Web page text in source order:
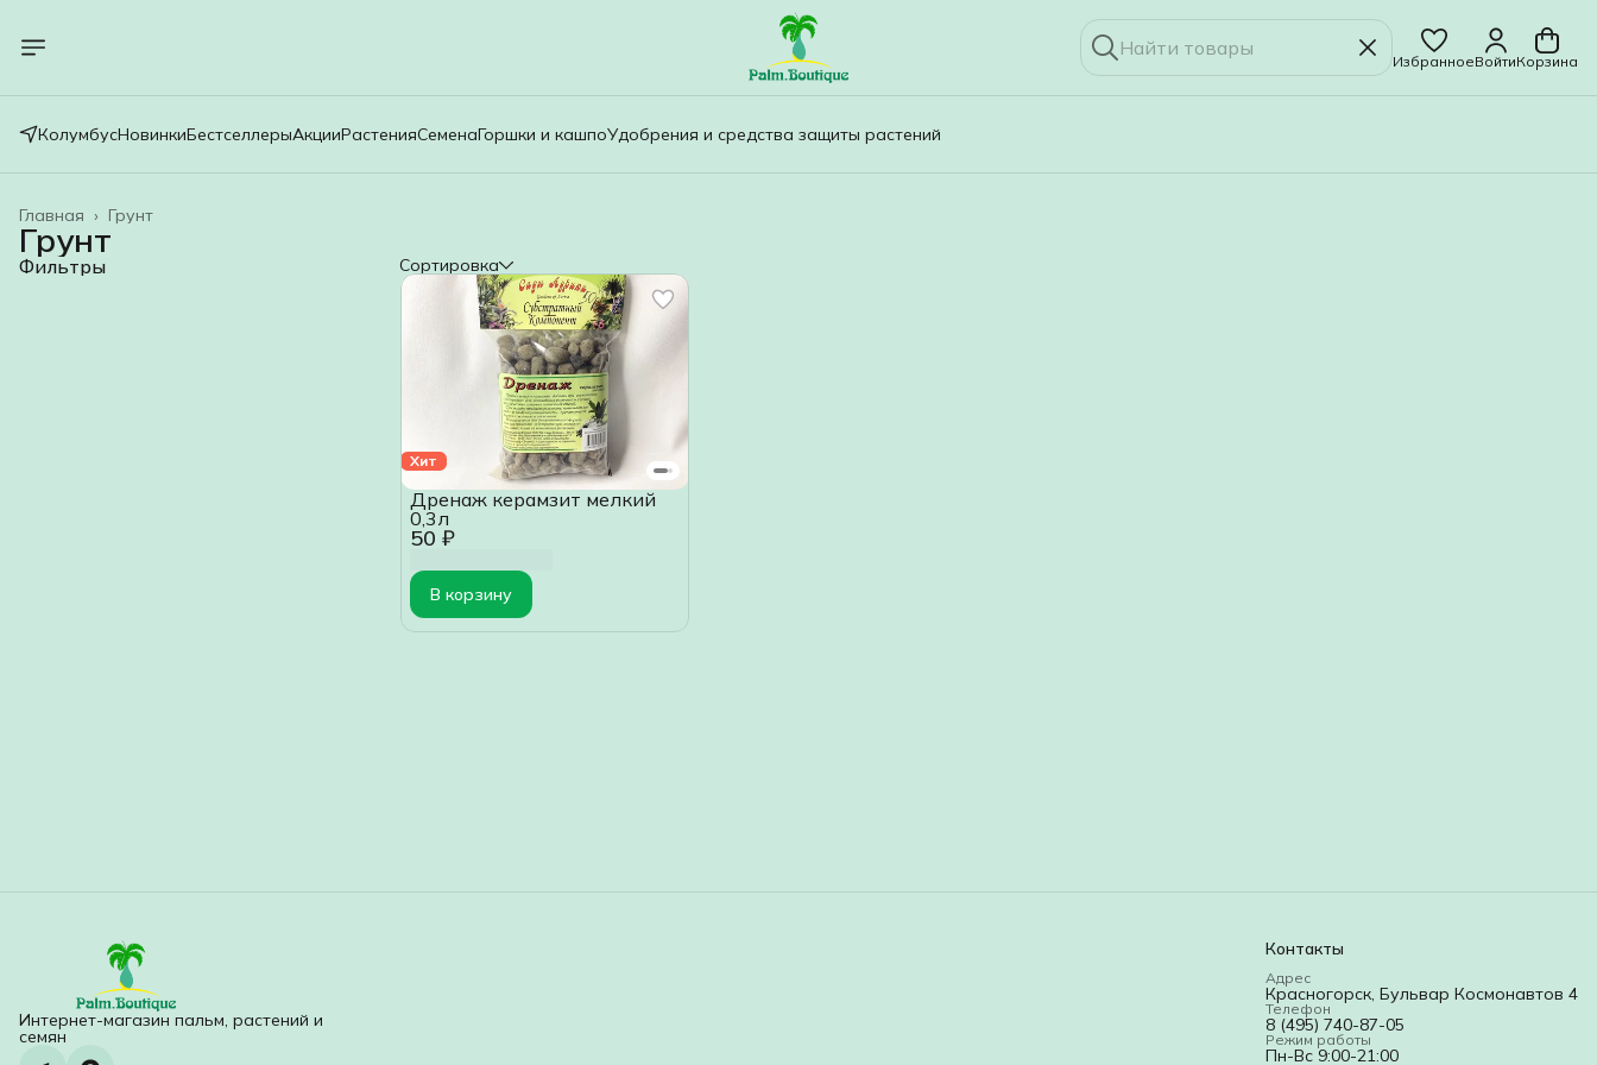
ИзбранноеВойтиКорзина
КолумбусНовинкиБестселлерыАкцииРастенияСеменаГоршки и кашпоУдобрения и средства защиты растений
Грунт
Главная ›
Грунт
Фильтры Сортировка
Хит
50 ₽
Дренаж керамзит мелкий
0,3л
В корзину
Интернет-магазин пальм, растений и
семян
Контакты
Адрес
Красногорск, Бульвар Космонавтов 4
Телефон
8 (495) 740-87-05
Режим работы
Пн-Вс 9:00-21:00